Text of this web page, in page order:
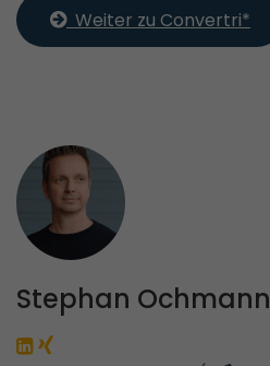
  Weiter zu Convertri*
Stephan Ochmann